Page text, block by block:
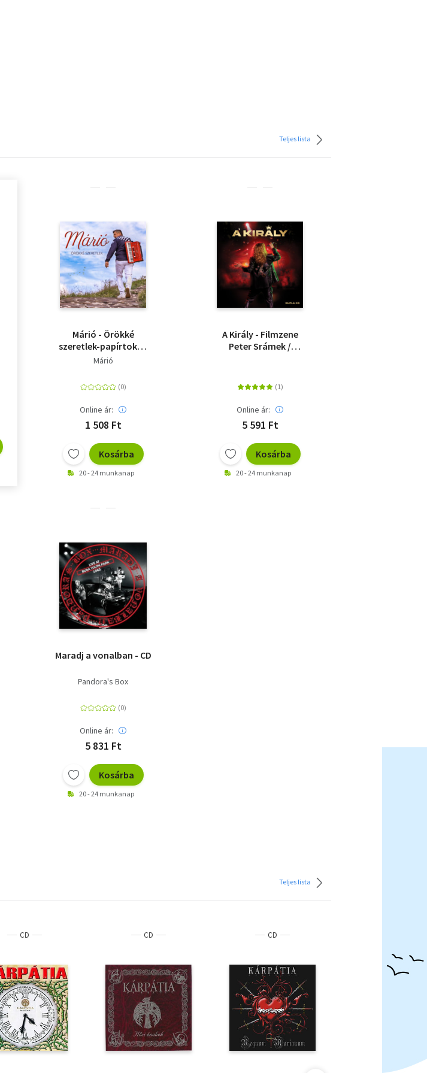
Teljes lista
Márió - Örökké
szeretlek-papírtokos
kiadás
Márió
Online ár:
1 508 Ft
Kosárba
20 - 24 munkanap
A Király - Filmzene
Peter Srámek /
Online ár:
5 591 Ft
Kosárba
20 - 24 munkanap
Maradj a vonalban - CD
Pandora's Box
Online ár:
5 831 Ft
Kosárba
20 - 24 munkanap
Teljes lista
CD CD CD